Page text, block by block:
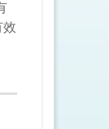
效